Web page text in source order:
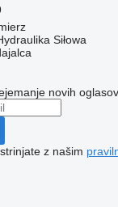
Siłowa
novih
z našim